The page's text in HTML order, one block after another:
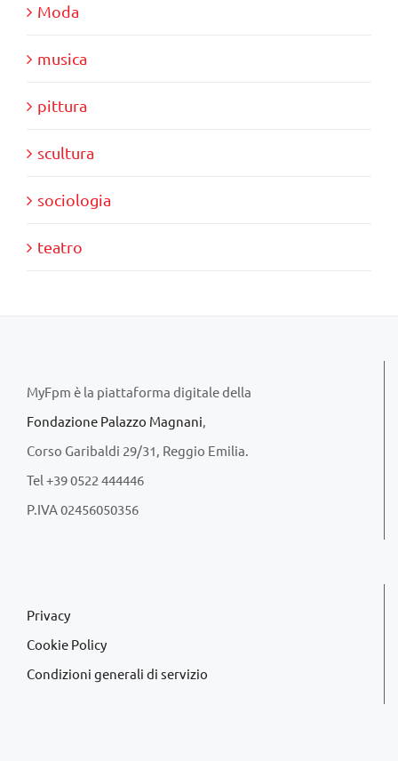
Moda
musica
pittura
scultura
sociologia
teatro
MyFpm è la piattaforma digitale della
Fondazione Palazzo Magnani
Corso Garibaldi 29/31, Reggio Emilia.
Tel +39 0522 444446
P.IVA 02456050356
Privacy
Cookie Policy
Condizioni generali di servizio